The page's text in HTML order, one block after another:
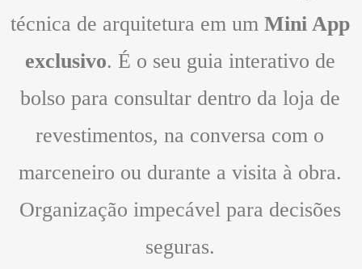
técnica de arquitetura em um Mini App
exclusivo. É o seu guia interativo de
bolso para consultar dentro da loja de
revestimentos, na conversa com o
marceneiro ou durante a visita à obra.
Organização impecável para decisões
seguras.